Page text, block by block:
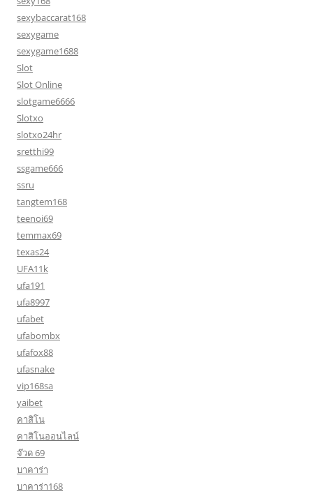
sexybaccarat168
sexygame
sexygame1688
Slot
Slot Online
slotgame6666
Slotxo
slotxo24hr
sretthi99
ssgame666
ssru
tangtem168
teenoi69
temmax69
texas24
UFA11k
ufa191
ufa8997
ufabet
ufabombx
ufafox88
ufasnake
vip168sa
yaibet
คาสิโน
คาสิโนออนไลน์
จ๊วด 69
บาคาร่า
บาคาร่า168